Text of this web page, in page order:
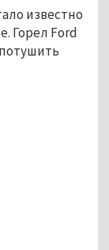
известно
Горел Ford